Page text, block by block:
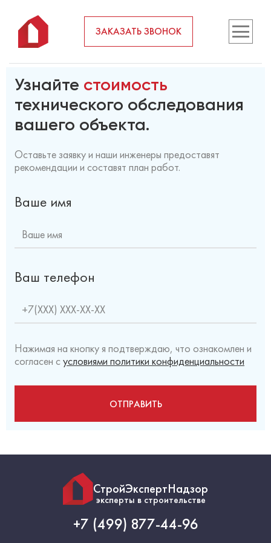
ЗАКАЗАТЬ ЗВОНОК
ОСТАВЬТЕ ЗАЯВКУ
Узнайте стоимость
технического обследования
вашего объекта.
Оставьте заявку и наши инженеры предоставят
рекомендации и составят план работ.
Ваше имя
Ваш телефон
Нажимая на кнопку я подтверждаю, что ознакомлен и
согласен сусловиями политики конфиденциальности
СтройЭкспертНадзор
эксперты в строительстве
+7 (499) 877-44-96